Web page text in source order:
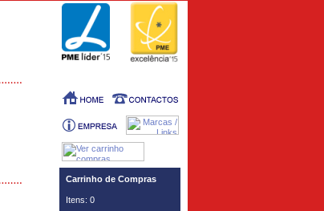
Carrinho de Compras
Itens: 0